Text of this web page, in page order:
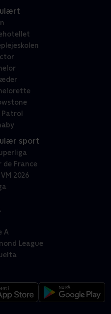
Patrol
sport
de France
VM 2026
A
League